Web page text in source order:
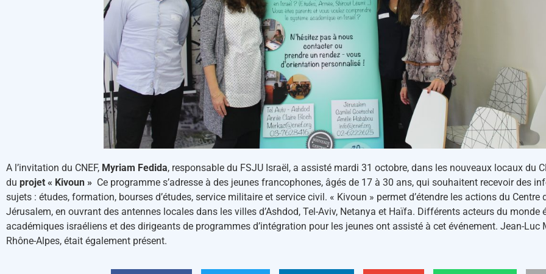
A l’invitation du ​CNEF​,​ Myriam Fedida, responsable du FSJU Israël, a assisté mardi 31 octobre, dans les nouveaux locaux du
du projet « Kivoun » Ce programme s’adresse à des jeunes francophones, âgés de 17 à 30 ans, qui souhaitent recevoir des
sujets : études, formation, bourses d’études, service militaire et service civil. « Kivoun » permet​ d’étendre les actions du Centre
Jérusalem, en ouvrant des antennes locales​ dans les ville​s​ d’Ashdod, ​​Tel-Aviv, ​​Netanya et Haïfa. Différents acteurs du monde
académiques israéliens et des dirigeants de programmes d’intégration pour les jeunes ont assisté à cet événement. Jean-Luc
Rhône-Alpes, était également présent.